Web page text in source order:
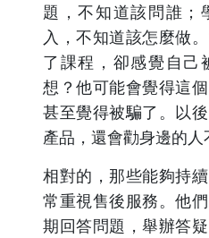
題，不知道該問誰；
入，不知道該怎麼做
了課程，卻感覺自己
想？他可能會覺得這
甚至覺得被騙了。以
產品，還會勸身邊的人
相對的，那些能夠持
常重視售後服務。他
期回答問題，舉辦答